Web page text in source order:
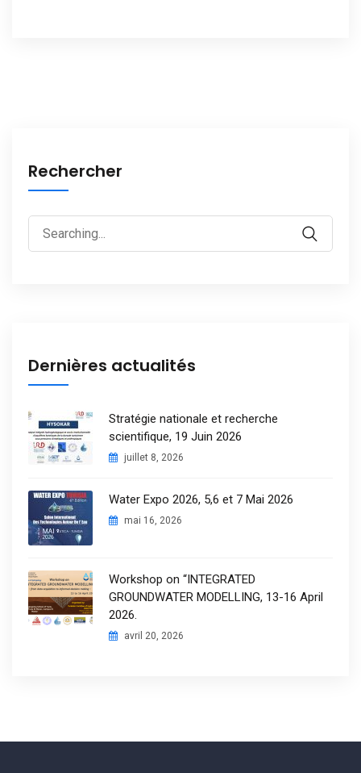
Rechercher
Dernières actualités
Stratégie nationale et recherche
scientifique, 19 Juin 2026
juillet 8, 2026
Water Expo 2026, 5,6 et 7 Mai 2026
mai 16, 2026
Workshop on “INTEGRATED
GROUNDWATER MODELLING, 13-16 April
2026.
avril 20, 2026